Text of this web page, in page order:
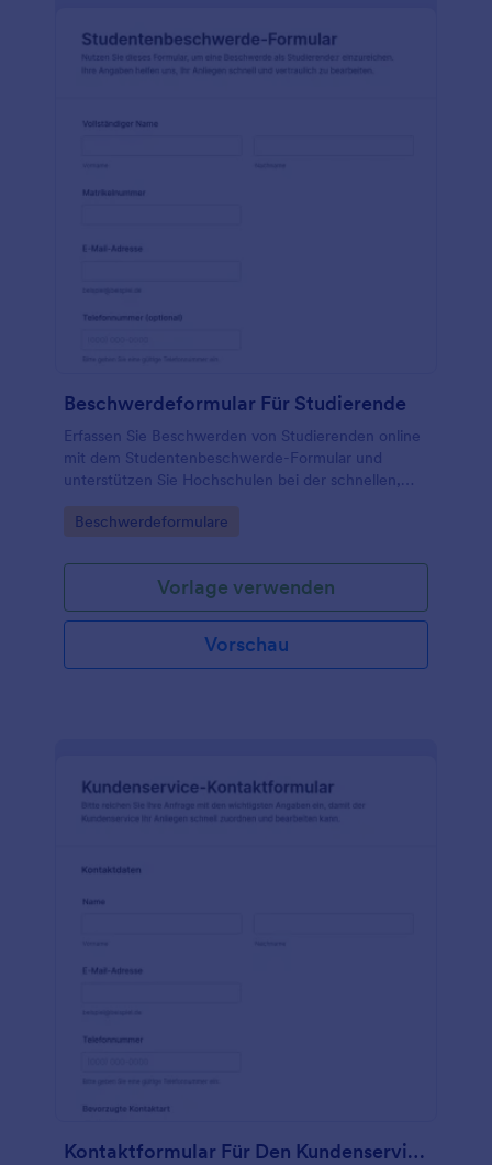
Beschwerdeformular Für Studierende
Erfassen Sie Beschwerden von Studierenden online
mit dem Studentenbeschwerde-Formular und
unterstützen Sie Hochschulen bei der schnellen,
in Jotform.
Go to Category:
Beschwerdeformulare
Vorlage verwenden
Vorschau
Kontaktformular Für Den Kundenservice